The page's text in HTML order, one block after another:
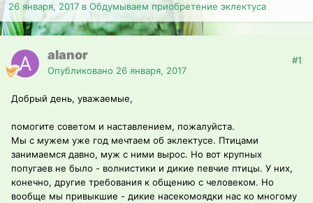
26 января, 2017 в Обдумываем приобретение эклектуса
alanor
Опубликовано 26 января, 2017
#1
Добрый день, уважаемые,
помогите советом и наставлением, пожалуйста.
Мы с мужем уже год мечтаем об эклектусе. Птицами
занимаемся давно, муж с ними вырос. Но вот крупных
попугаев не было - волнистики и дикие певчие птицы. У них,
конечно, другие требования к общению с человеком. Но
вообще мы привыкшие - дикие насекомоядки нас ко многому